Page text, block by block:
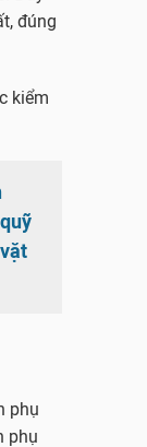
đúng
kiểm
phụ
phụ